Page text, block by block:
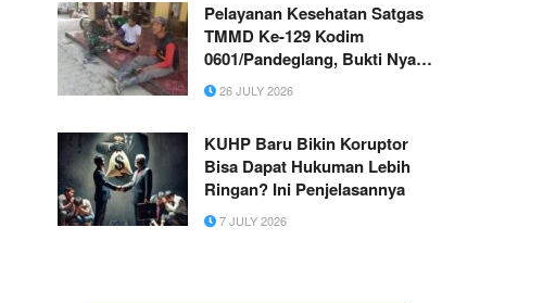
Pelayanan Kesehatan Satgas
TMMD Ke-129 Kodim
0601/Pandeglang, Bukti Nyata
TNI Selalu Dekat dengan
Rakyat
26 JULY 2026
KUHP Baru Bikin Koruptor
Bisa Dapat Hukuman Lebih
Ringan? Ini Penjelasannya
7 JULY 2026